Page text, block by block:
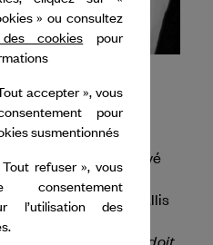
Reflections by
d’Hervé
le Joyce Theater.
également The Wallis
de
Ce que le jour doit
» ou consultez
cookies pour
accepter », vous
pour
susmentionnés
refuser », vous
consentement
l’utilisation des